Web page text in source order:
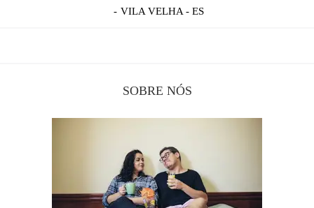
VILA VELHA - ES
SOBRE NÓS